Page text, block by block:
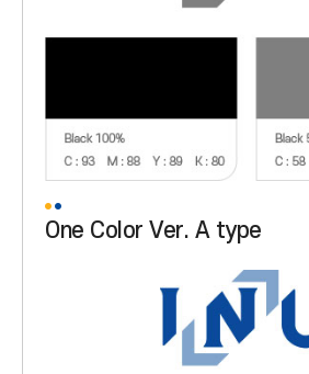
One Color Ver. A type